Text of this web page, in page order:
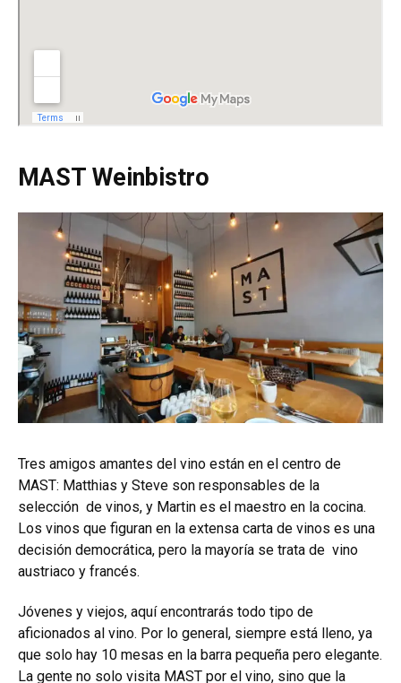
MAST Weinbistro
Tres amigos amantes del vino están en el centro de
MAST: Matthias y Steve son responsables de la
selección de vinos, y Martin es el maestro en la cocina.
Los vinos que figuran en la extensa carta de vinos es una
decisión democrática, pero la mayoría se trata de vino
austriaco y francés.
Jóvenes y viejos, aquí encontrarás todo tipo de
aficionados al vino. Por lo general, siempre está lleno, ya
que solo hay 10 mesas en la barra pequeña pero elegante.
La gente no solo visita MAST por el vino, sino que la